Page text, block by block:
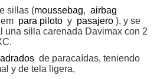
sillas (moussebag, airbag
para piloto y pasajero ), y se
una silla carenada Davimax con 2
de paracaídas, teniendo
y de tela ligera,